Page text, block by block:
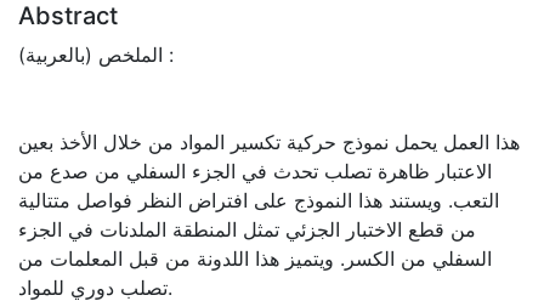
Abstract
الملخص (بالعربية) :
هذا العمل يحمل نموذج حركية تكسير المواد من خلال الأخذ بعين
الاعتبار ظاهرة تصلب تحدث في الجزء السفلي من صدع من
التعب. ويستند هذا النموذج على افتراض النظر فواصل متتالية
من قطع الاختبار الجزئي تمثل المنطقة الملدنات في الجزء
السفلي من الكسر. ويتميز هذا اللدونة من قبل المعلمات من
تصلب دوري للمواد.